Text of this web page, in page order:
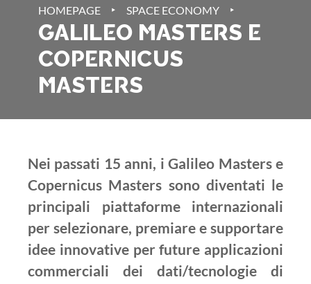
HOMEPAGE ‣ SPACE ECONOMY ‣
GALILEO MASTERS E
COPERNICUS
MASTERS
Nei passati 15 anni, i Galileo Masters e
Copernicus Masters sono diventati le
principali piattaforme internazionali
per selezionare, premiare e supportare
idee innovative per future applicazioni
commerciali dei dati/tecnologie di